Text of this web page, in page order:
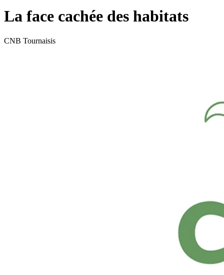
La face cachée des habitats
CNB Tournaisis